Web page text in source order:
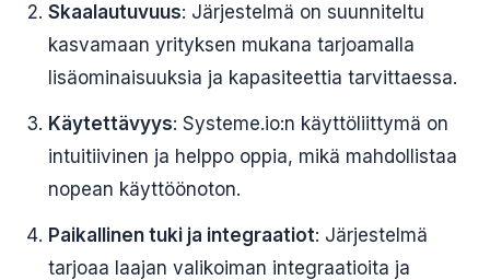
Skaalautuvuus: Järjestelmä on suunniteltu
kasvamaan yrityksen mukana tarjoamalla
lisäominaisuuksia ja kapasiteettia tarvittaessa.
Käytettävyys: Systeme.io:n käyttöliittymä on
intuitiivinen ja helppo oppia, mikä mahdollistaa
nopean käyttöönoton.
Paikallinen tuki ja integraatiot: Järjestelmä
tarjoaa laajan valikoiman integraatioita ja